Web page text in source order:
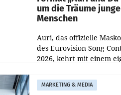
um die Träume
Menschen
Auri, das offizielle
des Eurovision Song
2026, kehrt mit einem
zurück. In der neuen
„Auri und Du“ bei ORF
MARKETING & MEDIA